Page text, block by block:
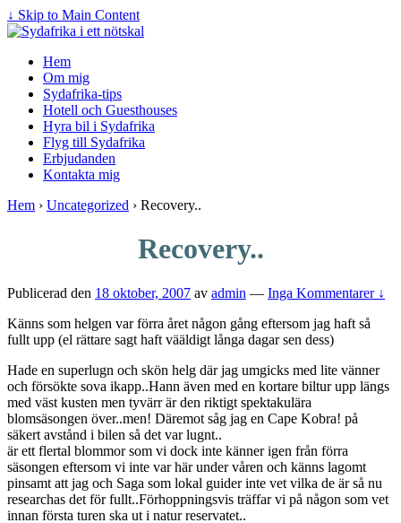
↓ Skip to Main Content
Hem
Om mig
Sydafrika-tips
Hotell och Guesthouses
Hyra bil i Sydafrika
Flyg till Sydafrika
Erbjudanden
Kontakta mig
Hem › Uncategorized › Recovery..
Recovery..
Publicerad den 18 oktober, 2007 av admin — Inga Kommentarer ↓
Känns som helgen var förra året någon gång eftersom jag haft så
fullt upp (el rättare sagt haft vääldigt långa dagar sen dess)
Hade en superlugn och skön helg där jag umgicks med lite vänner
och försökte sova ikapp..Hann även med en kortare biltur upp längs
med väst kusten men tyvärr är den riktigt spektakulära
blomsäsongen över..men! Däremot såg jag en Cape Kobra! på
säkert avstånd i bilen så det var lugnt..
är ett flertal blommor som vi dock inte känner igen från förra
säsongen eftersom vi inte var här under våren och känns lagomt
pinsamt att jag och Saga som lokal guider inte vet vilka de är så nu
researchas det för fullt..Förhoppningsvis träffar vi på någon som vet
innan första turen ska ut i natur reservatet..